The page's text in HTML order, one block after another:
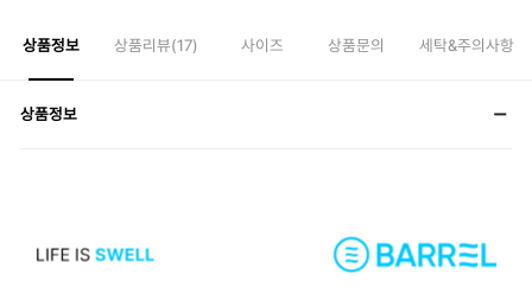
상품정보 상품리뷰(17) 사이즈 상품문의 세탁&주의사항
상품정보